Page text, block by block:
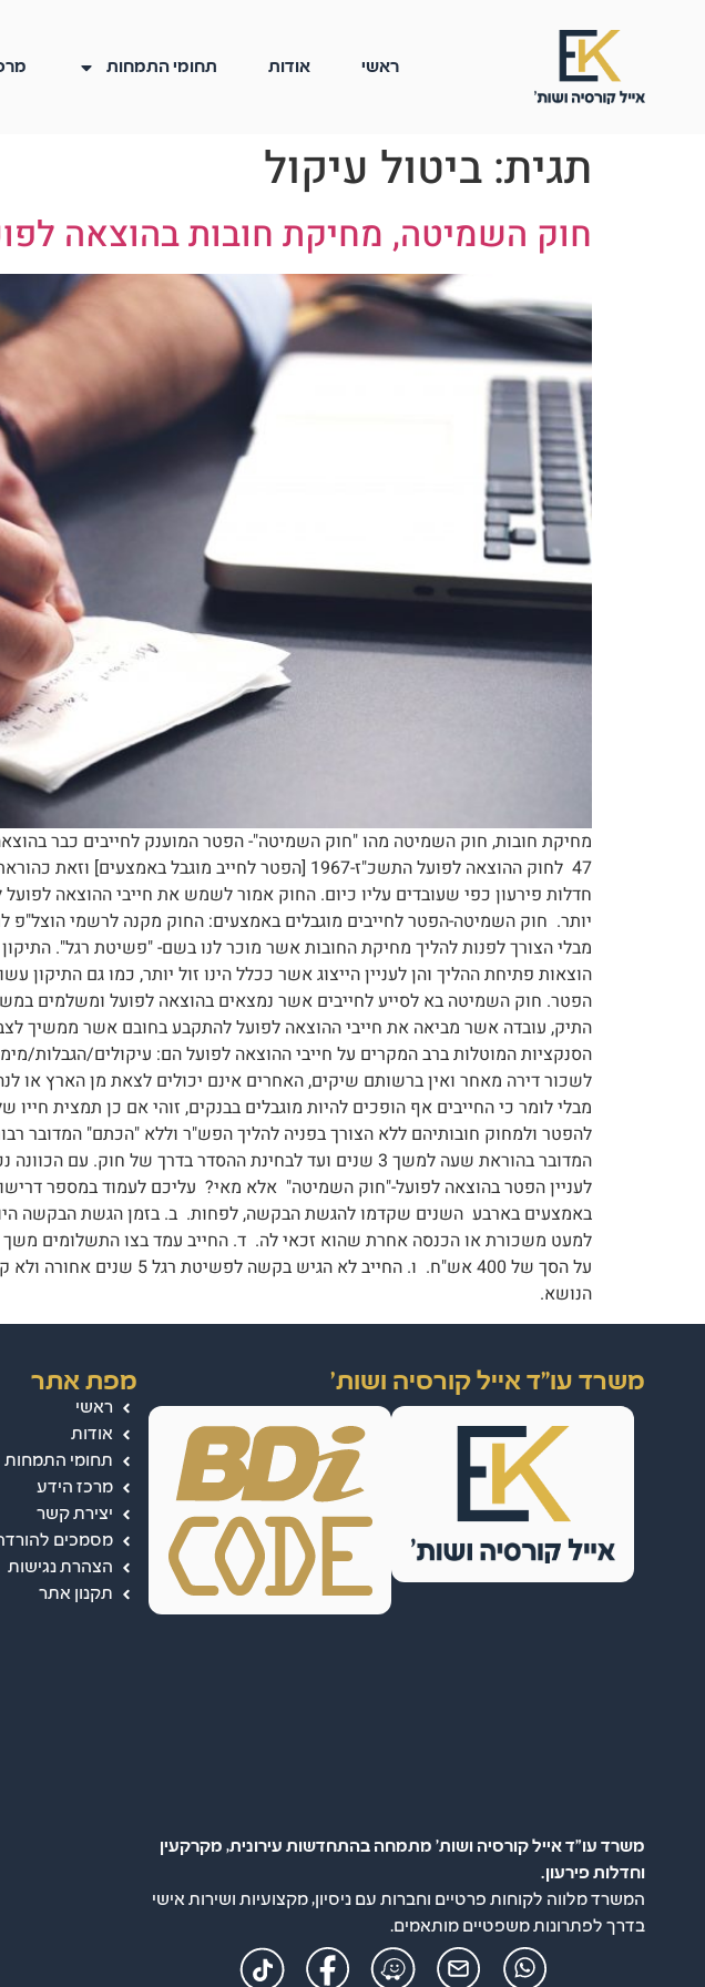
ראשי אודות תחומי התמחות
תגית: ביטול עיקול
חוק השמיטה, מחיקת חובות בהוצאה
חדלות פירעון כפי שעובדים עליו כיום. החוק אמור לשמש את חייבי ההוצאה
יותר. חוק השמיטה-הפטר לחייבים מוגבלים באמצעים: החוק מקנה לרשמי הוצל"פ
מבלי הצורך לפנות להליך מחיקת החובות אשר מוכר לנו בשם- "פשיטת רגל".
הוצאות פתיחת ההליך והן לעניין הייצוג אשר ככלל הינו זול יותר, כמו גם
הפטר. חוק השמיטה בא לסייע לחייבים אשר נמצאים בהוצאה לפועל ומשלמים
התיק, עובדה אשר מביאה את חייבי ההוצאה לפועל להתקבע בחובם אשר ממשיך
הסנקציות המוטלות ברב המקרים על חייבי ההוצאה לפועל הם: עיקולים/הגבלות/
לשכור דירה מאחר ואין ברשותם שיקים, האחרים אינם יכולים לצאת מן הארץ או
מבלי לומר כי החייבים אף הופכים להיות מוגבלים בבנקים, זוהי אם כן תמצית
להפטר ולמחוק חובותיהם ללא הצורך בפניה להליך הפש"ר וללא "הכתם" המדובר
המדובר בהוראת שעה למשך 3 שנים ועד לבחינת ההסדר בדרך
על הסך של 400 אש"ח. ו.
הנושא.
משרד עו"ד אייל קורסיה ושות'
משרד עו"ד אייל קורסיה ושות' מתמחה בהתחדשות עירונית, מקרקעין
וחדלות פירעון.
המשרד מלווה לקוחות פרטיים וחברות עם ניסיון, מקצועיות ושירות אישי
בדרך לפתרונות משפטיים מותאמים.
מפת אתר
ראשי
אודות
תחומי התמחות
מרכז הידע
יצירת קשר
מסמכים
הצהרת נגישות
תקנון אתר